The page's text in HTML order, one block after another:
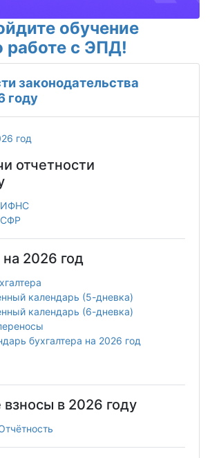
обучение
работе с ЭПД!
законодательства
году
год
отчетности
ИФНС
СФР
2026 год
календарь (5-дневка)
календарь (6-дневка)
бухгалтера на 2026 год
в 2026 году